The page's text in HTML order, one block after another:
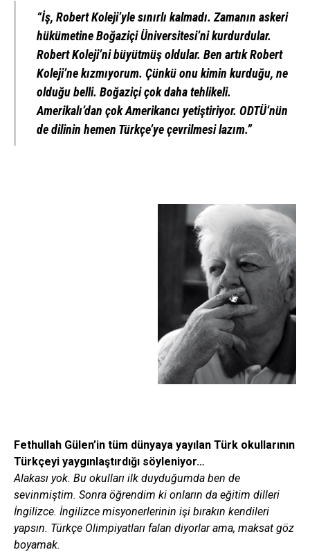
“İş, Robert Koleji’yle sınırlı kalmadı. Zamanın askeri
hükümetine Boğaziçi Üniversitesi’ni kurdurdular.
Robert Koleji’ni büyütmüş oldular. Ben artık Robert
Koleji’ne kızmıyorum. Çünkü onu kimin kurduğu, ne
olduğu belli. Boğaziçi çok daha tehlikeli.
Amerikalı’dan çok Amerikancı yetiştiriyor. ODTÜ’nün
de dilinin hemen Türkçe’ye çevrilmesi lazım.”
Fethullah Gülen’in tüm dünyaya yayılan Türk okullarının
Türkçeyi yaygınlaştırdığı söyleniyor…
Alakası yok. Bu okulları ilk duyduğumda ben de
sevinmiştim. Sonra öğrendim ki onların da eğitim dilleri
İngilizce. İngilizce misyonerlerinin işi bırakın kendileri
yapsın. Türkçe Olimpiyatları falan diyorlar ama, maksat göz
boyamak.